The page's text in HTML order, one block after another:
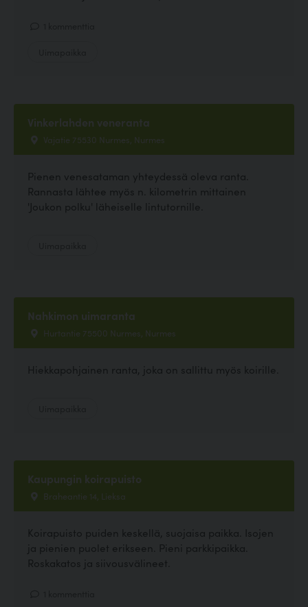
Vinkerlahden veneranta
Vajatie 75530 Nurmes, Nurmes
Pienen venesataman yhteydessä oleva ranta.
Rannasta lähtee myös n. kilometrin mittainen
'Joukon polku' läheiselle lintutornille.
Nahkimon uimaranta
Hurtantie 75500 Nurmes, Nurmes
Hiekkapohjainen ranta, joka on sallittu myös koirille.
Kaupungin koirapuisto
Braheantie 14, Lieksa
Koirapuisto puiden keskellä, suojaisa paikka. Isojen
ja pienien puolet erikseen. Pieni parkkipaikka.
Roskakatos ja siivousvälineet.